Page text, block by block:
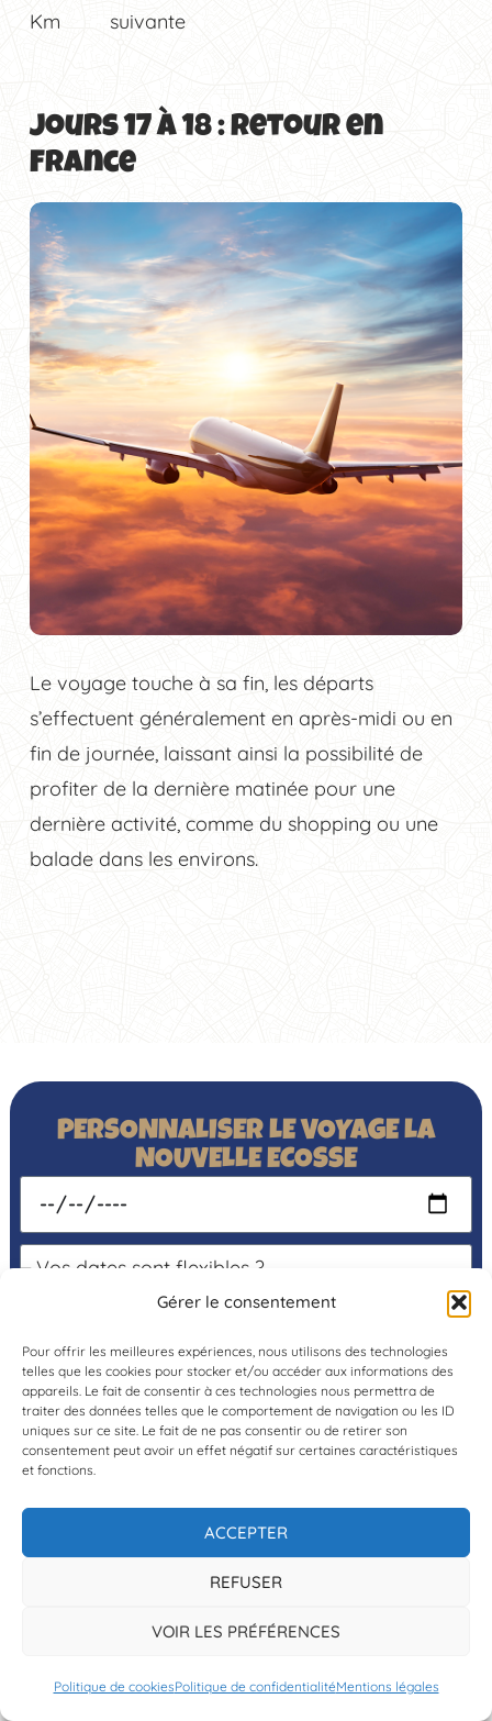
Gérer le consentement
Pour offrir les meilleures expériences, nous utilisons des technologies
telles que les cookies pour stocker et/ou accéder aux informations des
appareils. Le fait de consentir à ces technologies nous permettra de
traiter des données telles que le comportement de navigation ou les ID
uniques sur ce site. Le fait de ne pas consentir ou de retirer son
consentement peut avoir un effet négatif sur certaines caractéristiques
et fonctions.
ACCEPTER
REFUSER
VOIR LES PRÉFÉRENCES
Politique de cookiesPolitique de confidentialitéMentions légales
Km
suivante
Jours 17 à 18 : Retour en
France
Le voyage touche à sa fin, les départs
s’effectuent généralement en après-midi ou en
fin de journée, laissant ainsi la possibilité de
profiter de la dernière matinée pour une
dernière activité, comme du shopping ou une
balade dans les environs.
PERSONNALISER LE VOYAGE LA
NOUVELLE ECOSSE
PERSONNALISER CE VOYAGE
BUDGET À PRÉVOIR
Le prix « à partir de » a été calculé sur la base